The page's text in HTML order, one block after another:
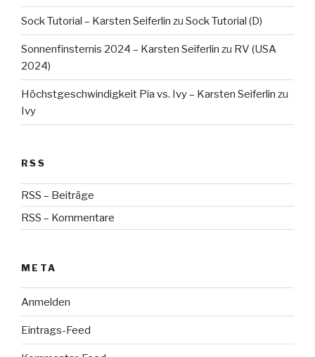
Sock Tutorial – Karsten Seiferlin zu Sock Tutorial (D)
Sonnenfinsternis 2024 – Karsten Seiferlin zu RV (USA
2024)
Höchstgeschwindigkeit Pia vs. Ivy – Karsten Seiferlin zu
Ivy
RSS
RSS – Beiträge
RSS – Kommentare
META
Anmelden
Eintrags-Feed